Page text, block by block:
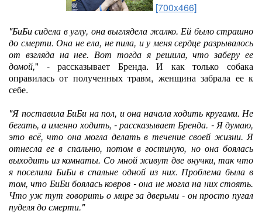
[700x466]
"БиБи сидела в углу, она выглядела жалко. Ей было страшно
до смерти. Она не ела, не пила, и у меня сердце разрывалось
от взгляда на нее. Вот тогда я решила, что заберу ее
домой," - рассказывает Бренда. И как только собака
оправилась от полученных травм, женщина забрала ее к
себе.
"Я поставила БиБи на пол, и она начала ходить кругами. Не
бегать, а именно ходить, - рассказывает Бренда. - Я думаю,
это всё, что она могла делать в течение своей жизни. Я
отнесла ее в спальню, потом в гостиную, но она боялась
выходить из комнаты. Со мной живут две внучки, так что
я поселила БиБи в спальне одной из них. Проблема была в
том, что БиБи боялась ковров - она не могла на них стоять.
Что уж тут говорить о мире за дверьми - он просто пугал
пуделя до смерти."